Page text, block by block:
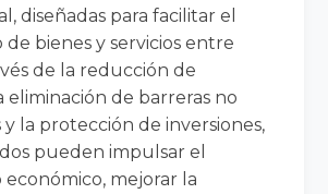
diseñadas para facilitar el
bienes y servicios entre
de la reducción de
eliminación de barreras no
y la protección de inversiones,
pueden impulsar el
mejorar la